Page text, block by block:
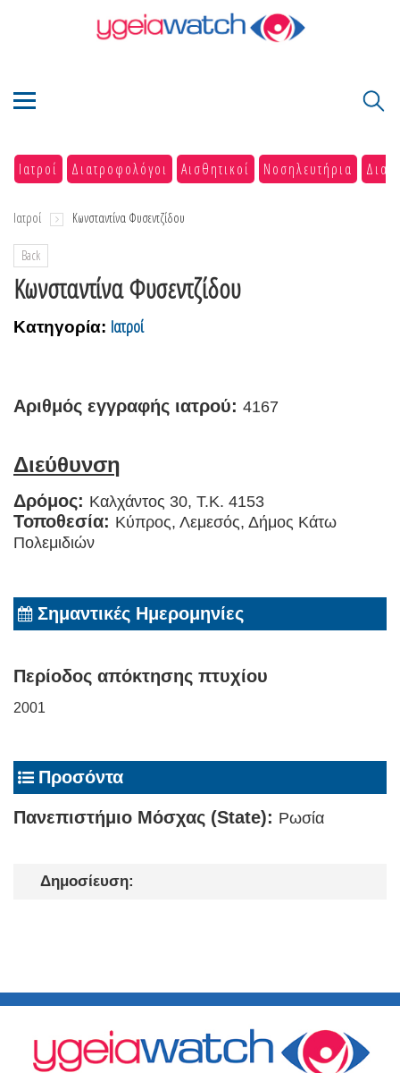
Ιατροί Διατροφολόγοι Αισθητικοί Νοσηλευτήρια
Ιατροί Κωνσταντίνα Φυσεντζίδου
Back
Κωνσταντίνα Φυσεντζίδου
Κατηγορία: Ιατροί
Αριθμός εγγραφής ιατρού: 4167
Διεύθυνση
Δρόμος: Καλχάντος 30, T.K. 4153
Τοποθεσία: Κύπρος, Λεμεσός, Δήμος Κάτω
Πολεμιδιών
Σημαντικές Ημερομηνίες
Περίοδος απόκτησης πτυχίου
2001
Προσόντα
Πανεπιστήμιο Μόσχας (State): Ρωσία
Δημοσίευση: